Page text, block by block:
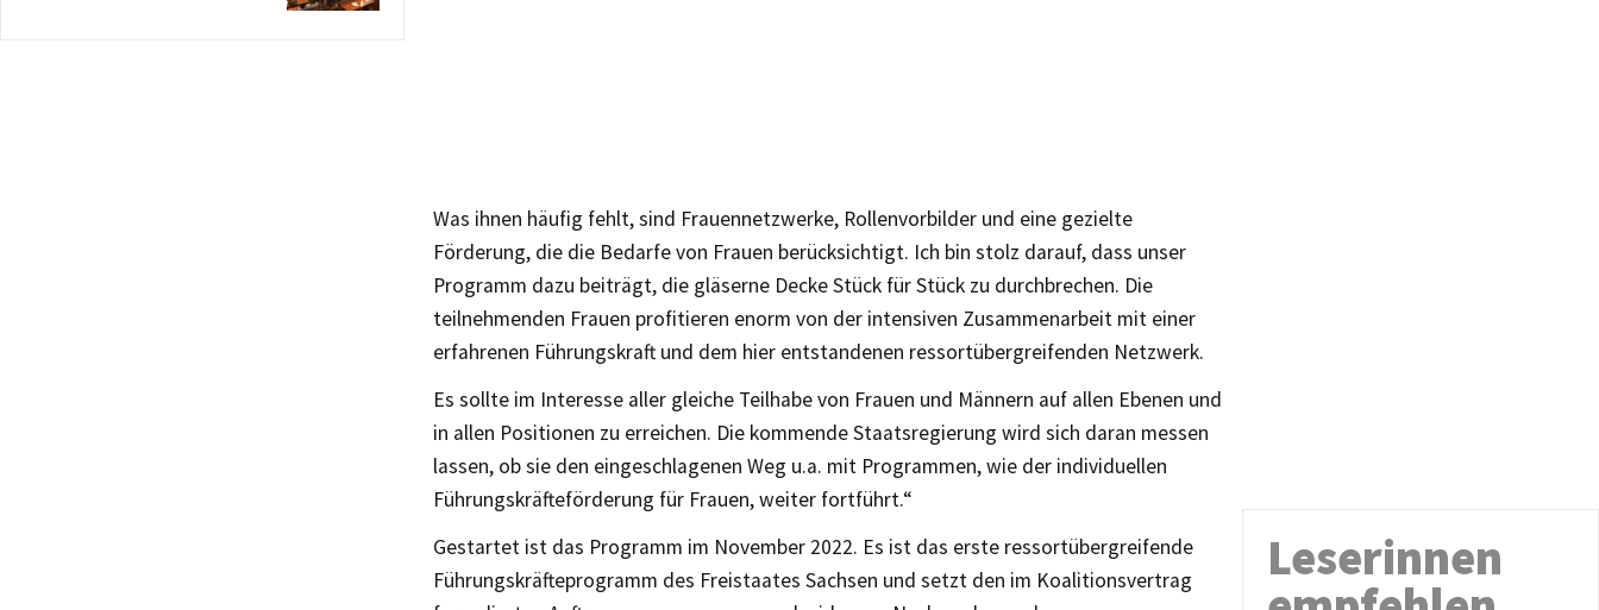
Was ihnen häufig fehlt, sind Frauennetzwerke, Rollenvorbilder und eine gezielte
Förderung, die die Bedarfe von Frauen berücksichtigt. Ich bin stolz darauf, dass unser
Programm dazu beiträgt, die gläserne Decke Stück für Stück zu durchbrechen. Die
teilnehmenden Frauen profitieren enorm von der intensiven Zusammenarbeit mit einer
erfahrenen Führungskraft und dem hier entstandenen ressortübergreifenden Netzwerk.
Es sollte im Interesse aller gleiche Teilhabe von Frauen und Männern auf allen Ebenen und
in allen Positionen zu erreichen. Die kommende Staatsregierung wird sich daran messen
lassen, ob sie den eingeschlagenen Weg u.a. mit Programmen, wie der individuellen
Führungskräfteförderung für Frauen, weiter fortführt.“
Gestartet ist das Programm im November 2022. Es ist das erste ressortübergreifende
Führungskräfteprogramm des Freistaates Sachsen und setzt den im Koalitionsvertrag
Leserinnen